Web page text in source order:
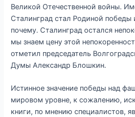
Великой Отечественной войны.
Сталинград стал Родиной
почему. Сталинград остался
мы знаем цену этой
отметил председатель
Думы Александр Блошкин.
Истинное значение победы над
мировом уровне, к сожалению,
книги, по мнению специалистов,